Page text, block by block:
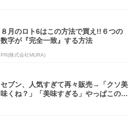
８月のロト6はこの方法で買え!!６つの
数字が『完全一致』する方法
PR(株式会社MURA)
セブン、人気すぎて再々販売→「クソ美
味くね？」「美味すぎる」やっぱこのク